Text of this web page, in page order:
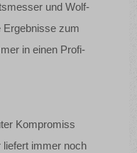
und Wolf-
Ergebnisse zum
in einen Profi-
Kompromiss
liefert immer noch